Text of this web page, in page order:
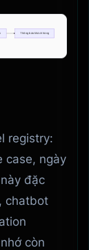
registry:
case, ngày
đặc
chatbot
còn